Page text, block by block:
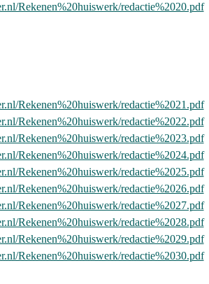
Rekenen%20huiswerk/redactie%2020.pdf
Rekenen%20huiswerk/redactie%2021.pdf
Rekenen%20huiswerk/redactie%2022.pdf
Rekenen%20huiswerk/redactie%2023.pdf
Rekenen%20huiswerk/redactie%2024.pdf
Rekenen%20huiswerk/redactie%2025.pdf
Rekenen%20huiswerk/redactie%2026.pdf
Rekenen%20huiswerk/redactie%2027.pdf
Rekenen%20huiswerk/redactie%2028.pdf
Rekenen%20huiswerk/redactie%2029.pdf
Rekenen%20huiswerk/redactie%2030.pdf